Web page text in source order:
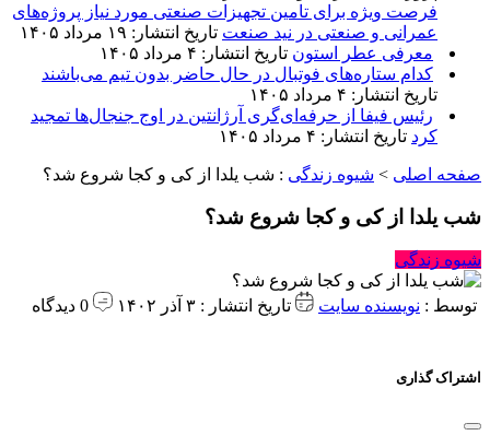
فرصت ویژه برای تامین تجهیزات صنعتی مورد نیاز پروژه‌های
عمرانی و صنعتی در نید صنعت تاریخ انتشار: ۱۹ مرداد ۱۴۰۵
معرفی عطر استون تاریخ انتشار: ۴ مرداد ۱۴۰۵
کدام ستاره‌های فوتبال در حال حاضر بدون تیم می‌باشند
تاریخ انتشار: ۴ مرداد ۱۴۰۵
رئیس فیفا از حرفه‌ای‌گری آرژانتین در اوج جنجال‌ها تمجید
کرد تاریخ انتشار: ۴ مرداد ۱۴۰۵
صفحه اصلی > شیوه زندگی : شب یلدا از کی و کجا شروع شد؟
شب یلدا از کی و کجا شروع شد؟
شیوه زندگی
توسط : نویسنده سایت تاریخ انتشار : ۳ آذر ۱۴۰۲
اشتراک گذاری